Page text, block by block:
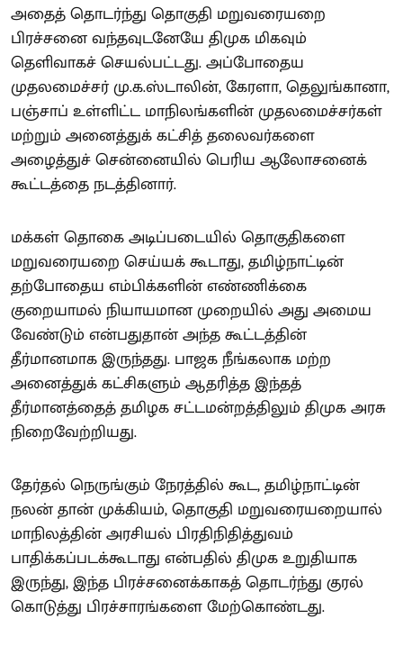
அதைத் தொடர்ந்து தொகுதி மறுவரையறை
பிரச்சனை வந்தவுடனேயே திமுக மிகவும்
தெளிவாகச் செயல்பட்டது. அப்போதைய
முதலமைச்சர் மு.க.ஸ்டாலின், கேரளா, தெலுங்கானா,
பஞ்சாப் உள்ளிட்ட மாநிலங்களின் முதலமைச்சர்கள்
மற்றும் அனைத்துக் கட்சித் தலைவர்களை
அழைத்துச் சென்னையில் பெரிய ஆலோசனைக்
கூட்டத்தை நடத்தினார்.
மக்கள் தொகை அடிப்படையில் தொகுதிகளை
மறுவரையறை செய்யக் கூடாது, தமிழ்நாட்டின்
தற்போதைய எம்பிக்களின் எண்ணிக்கை
குறையாமல் நியாயமான முறையில் அது அமைய
வேண்டும் என்பதுதான் அந்த கூட்டத்தின்
தீர்மானமாக இருந்தது. பாஜக நீங்கலாக மற்ற
அனைத்துக் கட்சிகளும் ஆதரித்த இந்தத்
தீர்மானத்தைத் தமிழக சட்டமன்றத்திலும் திமுக அரசு
நிறைவேற்றியது.
தேர்தல் நெருங்கும் நேரத்தில் கூட, தமிழ்நாட்டின்
நலன் தான் முக்கியம், தொகுதி மறுவரையறையால்
மாநிலத்தின் அரசியல் பிரதிநிதித்துவம்
பாதிக்கப்படக்கூடாது என்பதில் திமுக உறுதியாக
இருந்து, இந்த பிரச்சனைக்காகத் தொடர்ந்து குரல்
கொடுத்து பிரச்சாரங்களை மேற்கொண்டது.